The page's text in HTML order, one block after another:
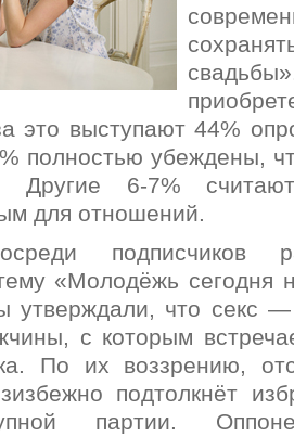
это выступают 44%
полностью убеждены,
Другие 6-7%
для отношений.
подписчиков
«Молодёжь сегодня
утверждали, что секс
с которым
По их воззрению,
подтолкнёт
партии.